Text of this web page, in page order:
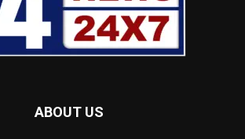
ABOUT US